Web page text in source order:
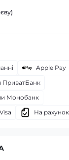
Apple Pay
ПриватБанк
Монобанк
На рахунок